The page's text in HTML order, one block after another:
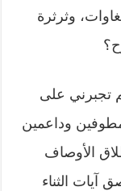
وثرثرة
تجبرني على
وداعمين
الأوصاف
آيات الثناء